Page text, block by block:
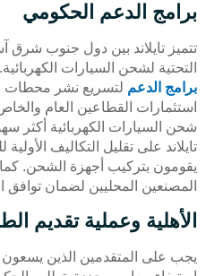
برامج الدعم الحكومي
تتميز تايلاند بين دول جنوب شرق
التحتية لشحن السيارات
برامج الدعم لتسريع نشر محطات
استثمارات القطاعين العام
شحن السيارات الكهربائية أكثر
تايلاند على تقليل التكاليف
يقومون بتركيب أجهزة الشحن.
المصنعين المحليين لضمان توافق
الأهلية وعملية تقديم
يجب على المتقدمين الذين يسعون